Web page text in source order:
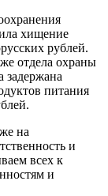
хищение
рублей.
отдела охраны
задержана
питания
на
и
всех к
и